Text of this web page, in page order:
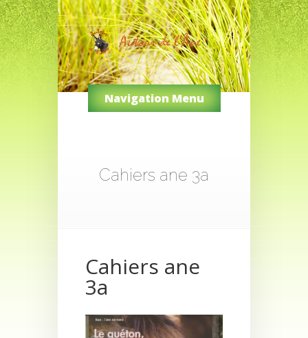
Navigation Menu
Cahiers ane 3a
Cahiers ane
3a